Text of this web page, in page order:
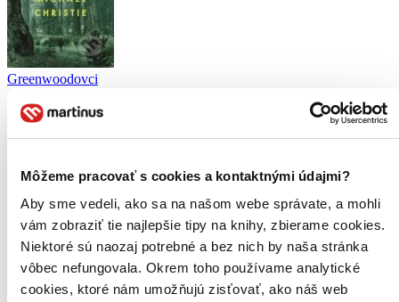
Môžeme pracovať s cookies a kontaktnými údajmi?
Aby sme vedeli, ako sa na našom webe správate, a mohli
vám zobraziť tie najlepšie tipy na knihy, zbierame cookies.
Niektoré sú naozaj potrebné a bez nich by naša stránka
vôbec nefungovala. Okrem toho používame analytické
cookies, ktoré nám umožňujú zisťovať, ako náš web
Greenwoodovci
Michael Christie
4,5
Ludmila Anettova napísala recenziu
05.09.2022 21:23
Kazda nova kniha od Rakera je skvela. Tato je trochu ina, rozdelena
do 4 pribehov, prvy pribeh sa mi asi pacil najviac.